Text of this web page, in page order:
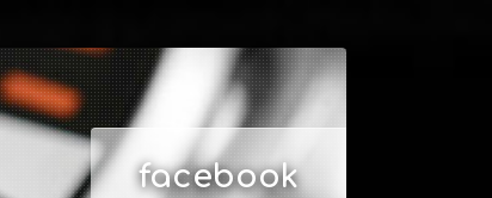
facebook